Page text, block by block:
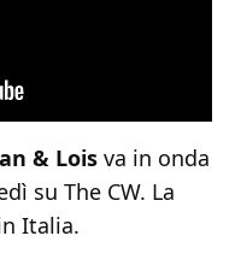
& Lois va in onda
su The CW. La
Italia.